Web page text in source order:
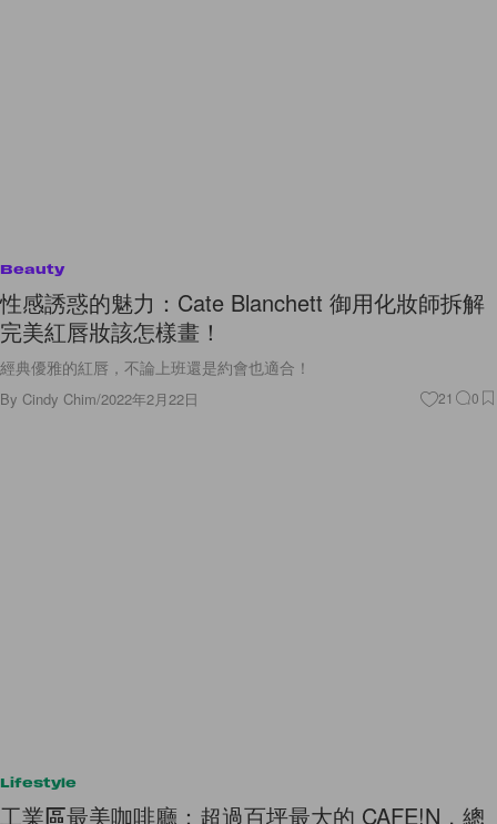
Beauty
性感誘惑的魅力：Cate Blanchett 御用化妝師拆解
完美紅唇妝該怎樣畫！
經典優雅的紅唇，不論上班還是約會也適合！
By Cindy Chim/2022年2月22日 21 0
Lifestyle
工業區最美咖啡廳：超過百坪最大的 CAFE!N，總